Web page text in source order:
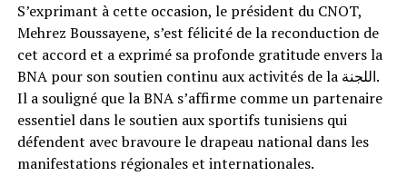
S’exprimant à cette occasion, le président du CNOT,
Mehrez Boussayene, s’est félicité de la reconduction de
cet accord et a exprimé sa profonde gratitude envers la
BNA pour son soutien continu aux activités de la اللجنة.
Il a souligné que la BNA s’affirme comme un partenaire
essentiel dans le soutien aux sportifs tunisiens qui
défendent avec bravoure le drapeau national dans les
manifestations régionales et internationales.